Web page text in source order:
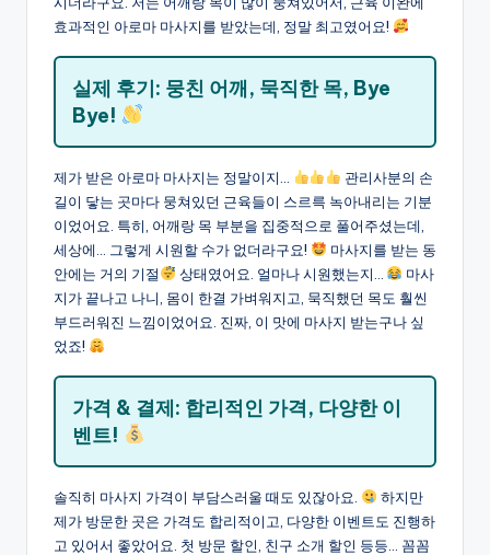
효과적인 아로마 마사지를 받았는데, 정말 최고였어요!
실제 후기: 뭉친 어깨, 묵직한 목, Bye
Bye!
제가 받은 아로마 마사지는 정말이지…
관리사분의 손
길이 닿는 곳마다 뭉쳐있던 근육들이 스르륵 녹아내리는 기분
이었어요. 특히, 어깨랑 목 부분을 집중적으로 풀어주셨는데,
세상에… 그렇게 시원할 수가 없더라구요!
마사지를 받는 동
안에는 거의 기절
상태였어요. 얼마나 시원했는지…
마사
지가 끝나고 나니, 몸이 한결 가벼워지고, 묵직했던 목도 훨씬
부드러워진 느낌이었어요. 진짜, 이 맛에 마사지 받는구나 싶
었죠!
가격 & 결제: 합리적인 가격, 다양한 이
벤트!
솔직히 마사지 가격이 부담스러울 때도 있잖아요.
하지만
제가 방문한 곳은 가격도 합리적이고, 다양한 이벤트도 진행하
고 있어서 좋았어요. 첫 방문 할인, 친구 소개 할인 등등… 꼼꼼